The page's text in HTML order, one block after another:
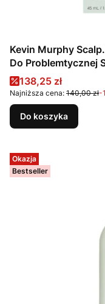
Kevin Murphy
Do Problemtycznej
Cena promocyjna
138,25 zł
Najniższa cena: 140,00 zł-
Do koszyka
Okazja
Bestseller